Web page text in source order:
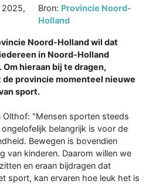
2025,
Bron: Provincie Noord-
Holland
Noord-Holland wil dat
in Noord-Holland
hieraan bij te dragen,
provincie momenteel nieuwe
sport.
"Mensen sporten steeds
belangrijk is voor de
Bewegen is bovendien
van kinderen. Daarom willen we
en eraan bijdragen dat
sport, kan ervaren hoe leuk het is